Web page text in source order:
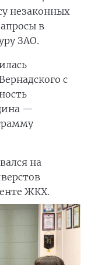
незаконных
в
ЗАО.
с
—
на
ЖКХ.